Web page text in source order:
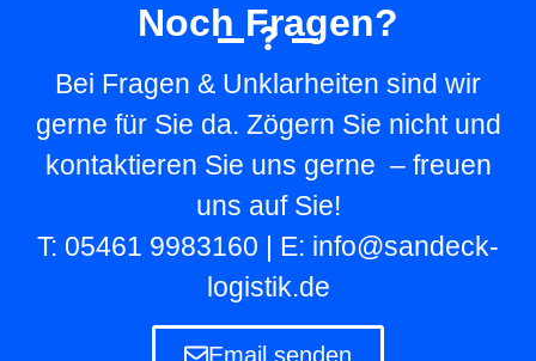
Noch Fragen?
Bei Fragen & Unklarheiten sind wir
gerne für Sie da. Zögern Sie nicht und
kontaktieren Sie uns gerne – freuen
uns auf Sie!
T: 05461 9983160 | E: info@sandeck-
logistik.de
Email senden